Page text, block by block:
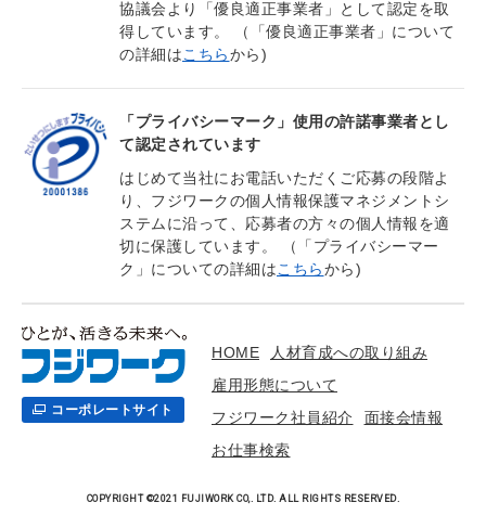
協議会より「優良適正事業者」として認定を取
得しています。 （「優良適正事業者」について
の詳細はこちら から)
「プライバシーマーク」使用の許諾事業者とし
て認定されています
はじめて当社にお電話いただくご応募の段階よ
り、フジワークの個人情報保護マネジメントシ
ステムに沿って、応募者の方々の個人情報を適
切に保護しています。 （「プライバシーマー
ク」についての詳細はこちら から)
コーポレートサイト
HOME
人材育成への取り組み
雇用形態について
フジワーク社員紹介
面接会情報
お仕事検索
COPYRIGHT ©2021 FUJIWORK CO,. LTD. ALL RIGHTS RESERVED.